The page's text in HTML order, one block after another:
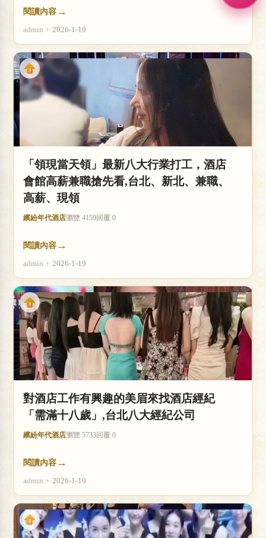
閱讀內容 →
admin • 2026-1-19
「領現當天領」最新八大行業打工，酒店
會館高薪兼職搶先看,台北、新北、兼職、
高薪、現領
繽紛年代酒店瀏覽 4159回覆 0
閱讀內容 →
admin • 2026-1-19
對酒店工作有興趣的美眉來找酒店經紀
「需滿十八歲」,台北八大經紀公司
繽紛年代酒店瀏覽 5733回覆 0
閱讀內容 →
admin • 2026-1-19